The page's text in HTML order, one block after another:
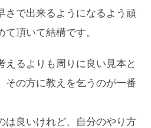
さで出来るようになるよう頑
頂いて結構です。
えるよりも周りに良い見本と
その方に教えを乞うのが一番
は良いけれど、自分のやり方